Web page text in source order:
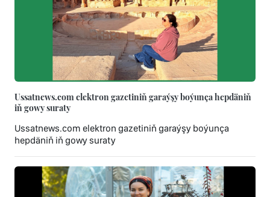
Ussatnews.com elektron gazetiniň garaýşy boýunça hepdäniň
iň gowy suraty
Ussatnews.com elektron gazetiniň garaýşy boýunça
hepdäniň iň gowy suraty